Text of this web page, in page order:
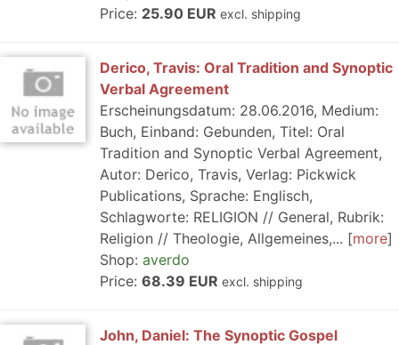
Price: 25.90 EUR excl. shipping
Derico, Travis: Oral Tradition and Synoptic
Verbal Agreement
Erscheinungsdatum: 28.06.2016, Medium:
Buch, Einband: Gebunden, Titel: Oral
Tradition and Synoptic Verbal Agreement,
Autor: Derico, Travis, Verlag: Pickwick
Publications, Sprache: Englisch,
Schlagworte: RELIGION // General, Rubrik:
Religion // Theologie, Allgemeines,...
more
Shop: averdo
Price: 68.39 EUR excl. shipping
John, Daniel: The Synoptic Gospel